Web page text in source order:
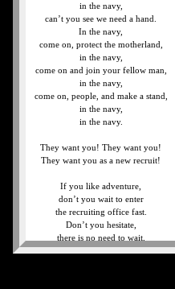
in the navy,
can’t you see we need a hand.
In the navy,
come on, protect the motherland,
in the navy,
come on and join your fellow man,
in the navy,
come on, people, and make a stand,
in the navy,
in the navy.
They want you! They want you!
They want you as a new recruit!
If you like adventure,
don’t you wait to enter
the recruiting office fast.
Don’t you hesitate,
there is no need to wait,
they’re signing up new seamen fast.